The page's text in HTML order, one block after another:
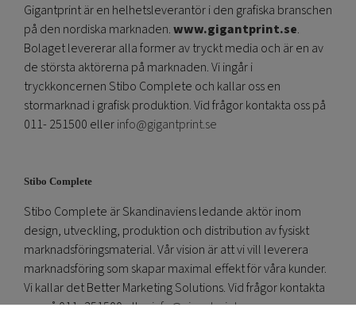
Gigantprint är en helhetsleverantör i den grafiska branschen
på den nordiska marknaden.www.gigantprint.se.
Bolaget levererar alla former av tryckt media och är en av
de största aktörerna på marknaden. Vi ingår i
tryckkoncernen Stibo Complete och kallar oss en
stormarknad i grafisk produktion. Vid frågor kontakta oss på
011- 251500 ellerinfo@gigantprint.se
Stibo Complete
Stibo Complete är Skandinaviens ledande aktör inom
design, utveckling, produktion och distribution av fysiskt
marknadsföringsmaterial. Vår vision är att vi vill leverera
marknadsföring som skapar maximal effekt för våra kunder.
Vi kallar det Better Marketing Solutions. Vid frågor kontakta
oss på 011- 251500 ellerinfo@gigantprint.se